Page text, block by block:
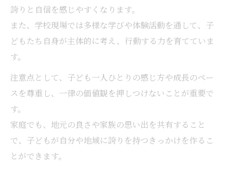
誇りと自信を感じやすくなります。
また、学校現場では多様な学びや体験活動を通して、子
どもたち自身が主体的に考え、行動する力を育てていま
す。
注意点として、子ども一人ひとりの感じ方や成長のペー
スを尊重し、一律の価値観を押しつけないことが重要で
す。
家庭でも、地元の良さや家族の思い出を共有すること
で、子どもが自分や地域に誇りを持つきっかけを作るこ
とができます。